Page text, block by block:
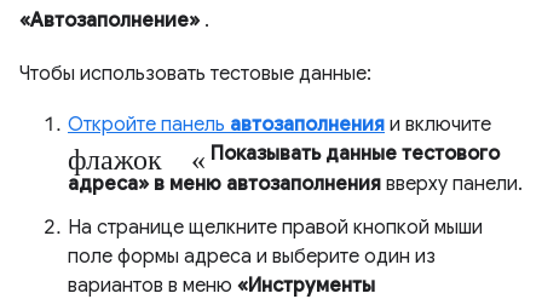
«Автозаполнение» .
Чтобы использовать тестовые данные:
Откройте панель автозаполнения и включите
флажок « Показывать данные тестового
адреса» в меню автозаполнения вверху панели.
На странице щелкните правой кнопкой мыши
поле формы адреса и выберите один из
вариантов в меню «Инструменты